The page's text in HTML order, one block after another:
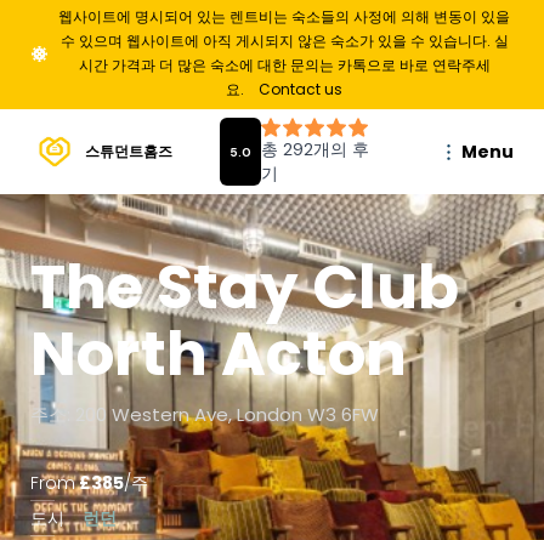
웹사이트에 명시되어 있는 렌트비는 숙소들의 사정에 의해 변동이 있을
수 있으며 웹사이트에 아직 게시되지 않은 숙소가 있을 수 있습니다. 실
시간 가격과 더 많은 숙소에 대한 문의는 카톡으로 바로 연락주세
요.
Contact us
스튜던트홈즈 Menu
The Stay Club
North Acton
주소: 200 Western Ave, London W3 6FW
From£385/주
도시
런던